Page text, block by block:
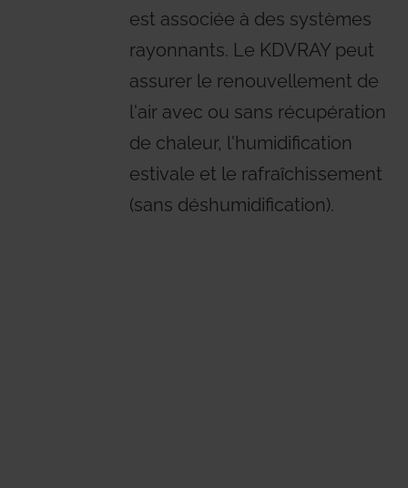
est associée à des systèmes
rayonnants. Le KDVRAY peut
assurer le renouvellement de
l'air avec ou sans récupération
de chaleur, l'humidification
estivale et le rafraîchissement
(sans déshumidification).